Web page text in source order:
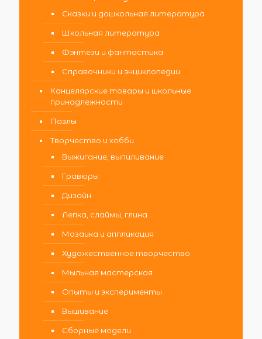
Сказки и дошкольная литература
Школьная литература
Фэнтези и фантастика
Справочники и энциклопедии
Канцелярские товары и школьные
принадлежности
Пазлы
Творчество и хобби
Выжигание, выпиливание
Гравюры
Дизайн
Лепка, слаймы, глина
Мозаика и аппликация
Художественное творчество
Мыльная мастерская
Опыты и эксперименты
Вышивание
Сборные модели